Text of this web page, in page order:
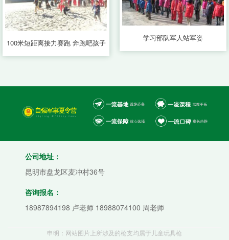
100米短距离接力赛跑 奔跑吧孩子 学习部队军人站军姿
公司地址：
昆明市盘龙区麦冲村36号
咨询报名：
18987894198 卢老师 18988074100 周老师
申明：网站图片上所涉及的枪支均属于儿童玩具枪